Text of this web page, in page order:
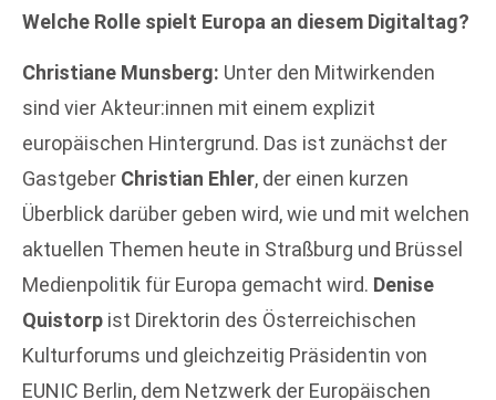
Welche Rolle spielt Europa an diesem Digitaltag?
Christiane Munsberg: Unter den Mitwirkenden
sind vier Akteur:innen mit einem explizit
europäischen Hintergrund. Das ist zunächst der
Gastgeber Christian Ehler, der einen kurzen
Überblick darüber geben wird, wie und mit welchen
aktuellen Themen heute in Straßburg und Brüssel
Medienpolitik für Europa gemacht wird. Denise
Quistorp ist Direktorin des Österreichischen
Kulturforums und gleichzeitig Präsidentin von
EUNIC Berlin, dem Netzwerk der Europäischen